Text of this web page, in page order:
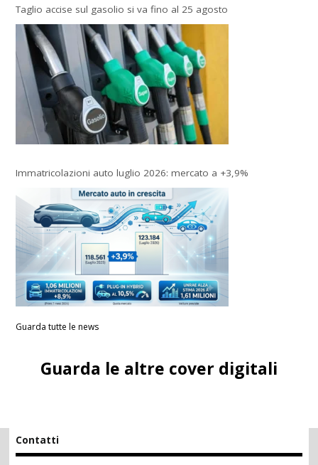
Taglio accise sul gasolio si va fino al 25 agosto
Immatricolazioni auto luglio 2026: mercato a +3,9%
Guarda tutte le news
Guarda le altre cover digitali
Contatti